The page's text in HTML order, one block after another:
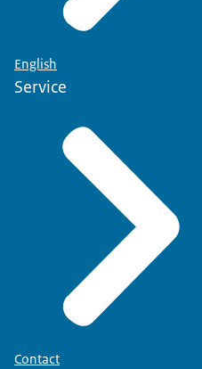
English
Service
Contact